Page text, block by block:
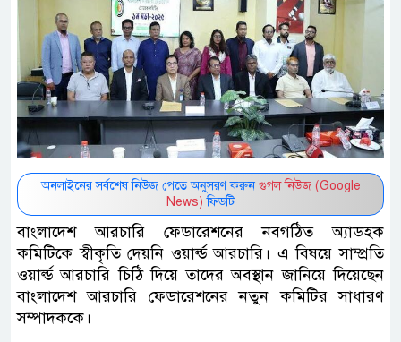
অনলাইনের সর্বশেষ নিউজ পেতে অনুসরণ করুন গুগল নিউজ (Google
News) ফিডটি
বাংলাদেশ আরচারি ফেডারেশনের নবগঠিত অ্যাডহক
কমিটিকে স্বীকৃতি দেয়নি ওয়ার্ল্ড আরচারি। এ বিষয়ে সাম্প্রতি
ওয়ার্ল্ড আরচারি চিঠি দিয়ে তাদের অবস্থান জানিয়ে দিয়েছেন
বাংলাদেশ আরচারি ফেডারেশনের নতুন কমিটির সাধারণ
সম্পাদককে।